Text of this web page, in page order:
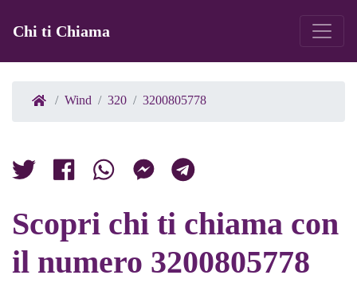
Chi ti Chiama
Wind 320 3200805778
Scopri chi ti chiama con
il numero 3200805778